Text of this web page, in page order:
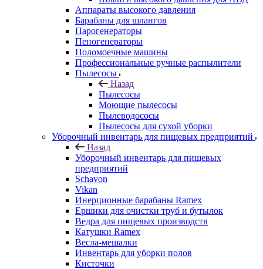
Аппараты высокого давления
Барабаны для шлангов
Парогенераторы
Пеногенераторы
Поломоечные машины
Профессиональные ручные распылители
Пылесосы
Назад
Пылесосы
Моющие пылесосы
Пылеводососы
Пылесосы для сухой уборки
Уборочный инвентарь для пищевых предприятий
Назад
Уборочный инвентарь для пищевых
предприятий
Schavon
Vikan
Инерционные барабаны Ramex
Ершики для очистки труб и бутылок
Ведра для пищевых производств
Катушки Ramex
Весла-мешалки
Инвентарь для уборки полов
Кисточки